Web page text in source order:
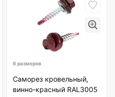
6 размеров
Саморез кровельный,
винно-красный RAL3005